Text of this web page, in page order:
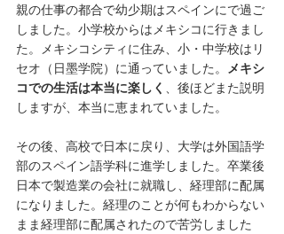
親の仕事の都合で幼少期はスペインにで過ご
しました。小学校からはメキシコに行きまし
た。メキシコシティに住み、小・中学校はリ
セオ（日墨学院）に通っていました。 メキシ
コでの生活は本当に楽しく 、後ほどまた説明
しますが、本当に恵まれていました。
その後、高校で日本に戻り、大学は外国語学
部のスペイン語学科に進学しました。卒業後
日本で製造業の会社に就職し、経理部に配属
になりました。経理のことが何もわからない
まま経理部に配属されたので苦労しました